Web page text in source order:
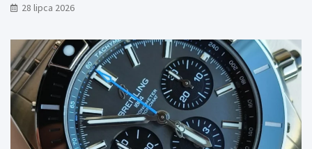
28 lipca 2026